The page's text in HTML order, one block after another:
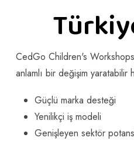
CedGo Children's
anlamlı bir değişim
Güçlü marka desteği
Yenilikçi iş modeli
Genişleyen sektör